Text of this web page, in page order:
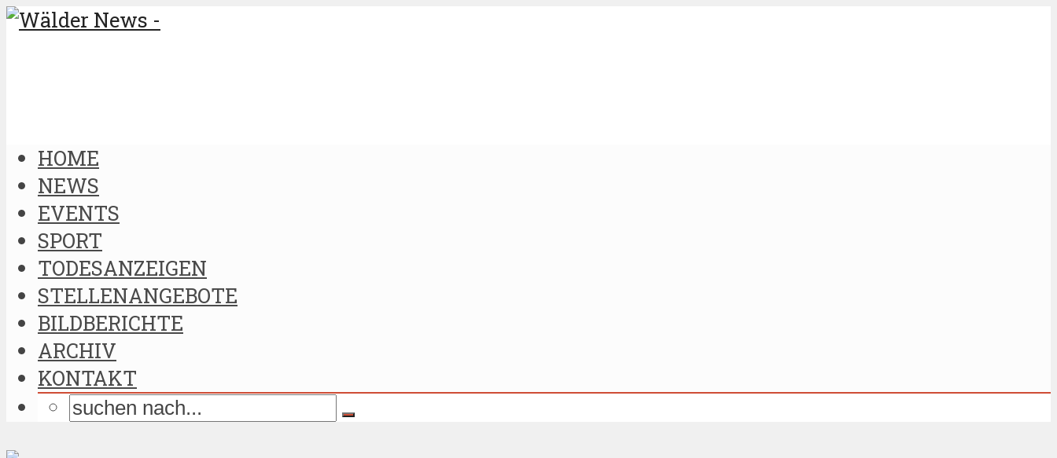
HOME
NEWS
EVENTS
SPORT
TODESANZEIGEN
STELLENANGEBOTE
BILDBERICHTE
ARCHIV
KONTAKT